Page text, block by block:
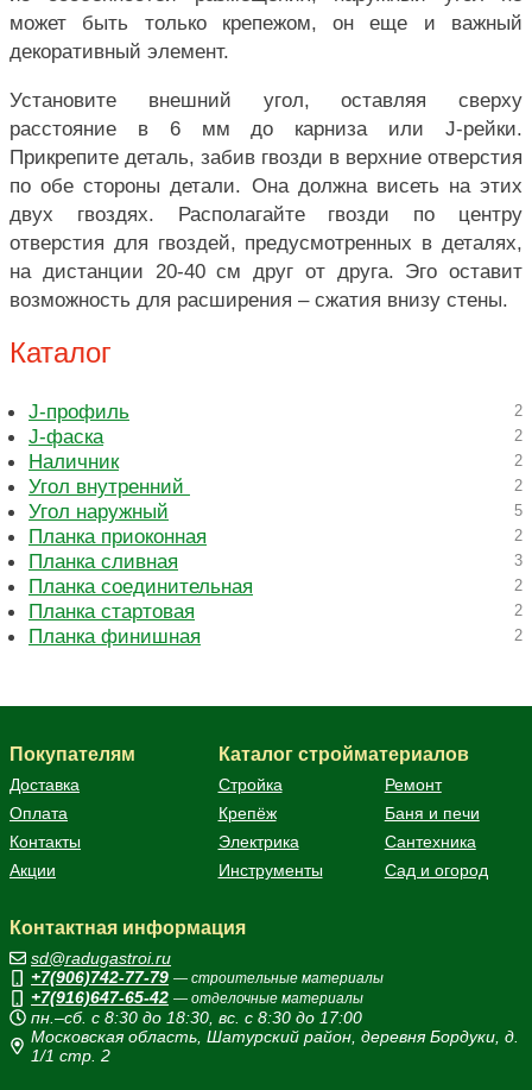
может быть только крепежом, он еще и важный
декоративный элемент.
Установите внешний угол, оставляя сверху
расстояние в 6 мм до карниза или J-рейки.
Прикрепите деталь, забив гвозди в верхние отверстия
по обе стороны детали. Она должна висеть на этих
двух гвоздях. Располагайте гвозди по центру
отверстия для гвоздей, предусмотренных в деталях,
на дистанции 20-40 см друг от друга. Эго оставит
возможность для расширения – сжатия внизу стены.
Каталог
J-профиль 2
J-фаска 2
Наличник 2
Угол внутренний 2
Угол наружный 5
Планка приоконная 2
Планка сливная 3
Планка соединительная 2
Планка стартовая 2
Планка финишная 2
Покупателям
Доставка
Оплата
Контакты
Акции
Каталог стройматериалов
Стройка
Ремонт
Крепёж
Баня и печи
Электрика
Сантехника
Инструменты
Сад и огород
Контактная информация
sd@radugastroi.ru
+7(906)742-77-79 — строительные материалы
+7(916)647-65-42 — отделочные материалы
пн.–сб. с 8:30 до 18:30, вс. с 8:30 до 17:00
Московская область, Шатурский район, деревня Бордуки, д.
1/1 стр. 2